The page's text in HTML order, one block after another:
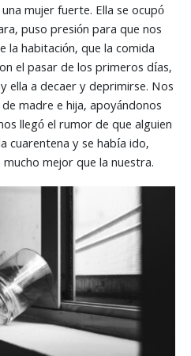
mujer fuerte. Ella se ocupó
puso presión para que nos
la habitación, que la comida
el pasar de los primeros días,
ella a decaer y deprimirse. Nos
madre e hija, apoyándonos
llegó el rumor de que alguien
cuarentena y se había ido,
mejor que la nuestra.